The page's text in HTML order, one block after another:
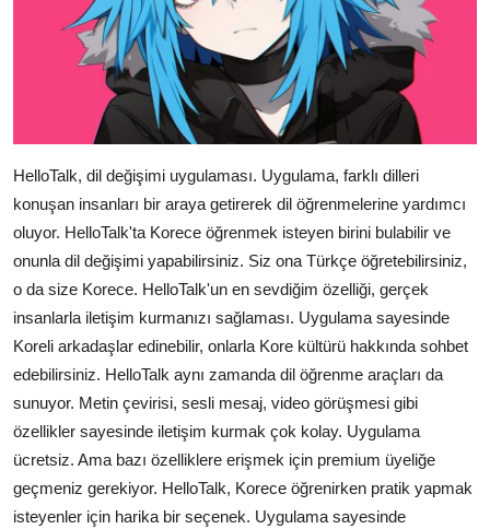
HelloTalk, dil değişimi uygulaması. Uygulama, farklı dilleri
konuşan insanları bir araya getirerek dil öğrenmelerine yardımcı
oluyor. HelloTalk'ta Korece öğrenmek isteyen birini bulabilir ve
onunla dil değişimi yapabilirsiniz. Siz ona Türkçe öğretebilirsiniz,
o da size Korece. HelloTalk'un en sevdiğim özelliği, gerçek
insanlarla iletişim kurmanızı sağlaması. Uygulama sayesinde
Koreli arkadaşlar edinebilir, onlarla Kore kültürü hakkında sohbet
edebilirsiniz. HelloTalk aynı zamanda dil öğrenme araçları da
sunuyor. Metin çevirisi, sesli mesaj, video görüşmesi gibi
özellikler sayesinde iletişim kurmak çok kolay. Uygulama
ücretsiz. Ama bazı özelliklere erişmek için premium üyeliğe
geçmeniz gerekiyor. HelloTalk, Korece öğrenirken pratik yapmak
isteyenler için harika bir seçenek. Uygulama sayesinde